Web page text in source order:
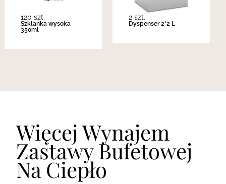
120 szt.
Szklanka wysoka
350ml
2 szt.
Dyspenser 2*2 L
Więcej Wynajem
Zastawy Bufetowej
Na Ciepło